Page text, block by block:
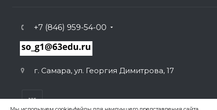
+7 (846) 959-54-00
г. Самара, ул. Георгия Димитрова, 17